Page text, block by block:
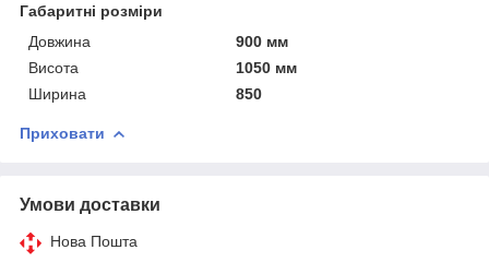
Габаритні розміри
Довжина
900 мм
Висота
1050 мм
Ширина
850
Приховати
Умови доставки
Нова Пошта